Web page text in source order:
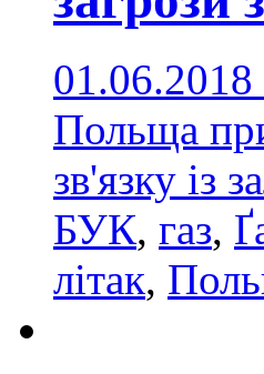
01.06.2018
Польща
зв'язку із
БУК, газ,
літак,